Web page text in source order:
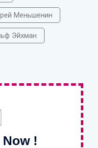
Меньшенин
Эйхман
!